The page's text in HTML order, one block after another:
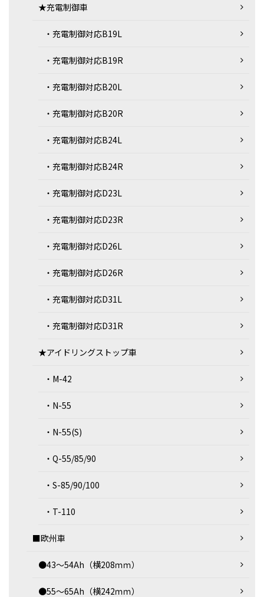
★充電制御車
・充電制御対応B19L
・充電制御対応B19R
・充電制御対応B20L
・充電制御対応B20R
・充電制御対応B24L
・充電制御対応B24R
・充電制御対応D23L
・充電制御対応D23R
・充電制御対応D26L
・充電制御対応D26R
・充電制御対応D31L
・充電制御対応D31R
★アイドリングストップ車
・M-42
・N-55
・N-55(S)
・Q-55/85/90
・S-85/90/100
・T-110
■欧州車
●43～54Ah（横208ｍｍ）
●55～65Ah（横242ｍｍ）